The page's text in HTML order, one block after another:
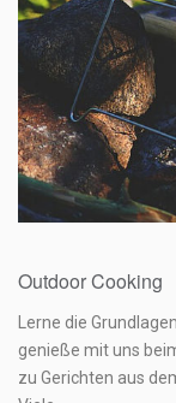
139,00 €
Outdoor Cooking
Lerne die
genieße mit uns
zu Gerichten aus